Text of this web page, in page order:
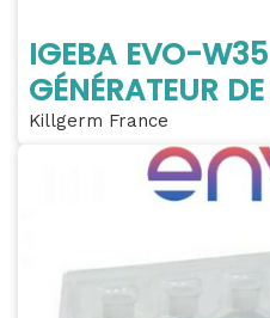
IGEBA EVO-
GÉNÉRATEUR
Killgerm France